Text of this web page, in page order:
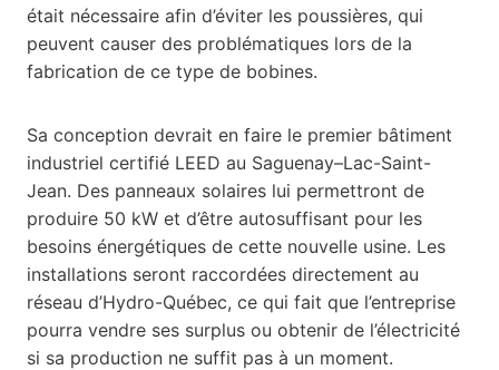
était nécessaire afin d’éviter les poussières, qui
peuvent causer des problématiques lors de la
fabrication de ce type de bobines.
Sa conception devrait en faire le premier bâtiment
industriel certifié LEED au Saguenay–Lac-Saint-
Jean. Des panneaux solaires lui permettront de
produire 50 kW et d’être autosuffisant pour les
besoins énergétiques de cette nouvelle usine. Les
installations seront raccordées directement au
réseau d’Hydro-Québec, ce qui fait que l’entreprise
pourra vendre ses surplus ou obtenir de l’électricité
si sa production ne suffit pas à un moment.